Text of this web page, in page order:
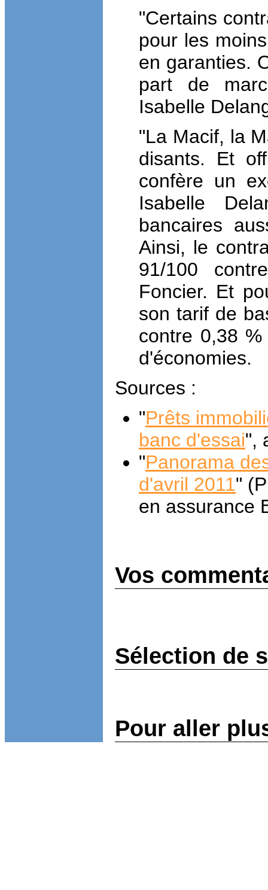
"Certains
pour les
en garanties.
part de
Isabelle
"La Macif, la
disants. Et
confère un
Isabelle
bancaires
Ainsi, le
91/100
Foncier. Et
son tarif de
contre 0,38
d'économies.
Sources :
"Prêts
banc d'essai",
"Panorama
d'avril 2011"
en assurance
Vos
Sélection de
Pour aller